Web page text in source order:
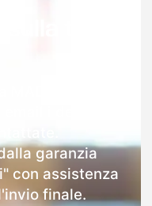
garanzia
con assistenza
finale.